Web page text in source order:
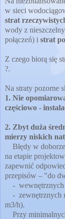
w sieci
strat
wody z
połączeń) i strat
Z czego biorą się
?.
Na straty pozorne
1. Nie
częściowo -
2. Zbyt duża
mierzy niskich
Błędy w
na etapie
zapewnić
przepisów – "do
- wewnętrznych
- zewnętrznych
m3/h).
Przy